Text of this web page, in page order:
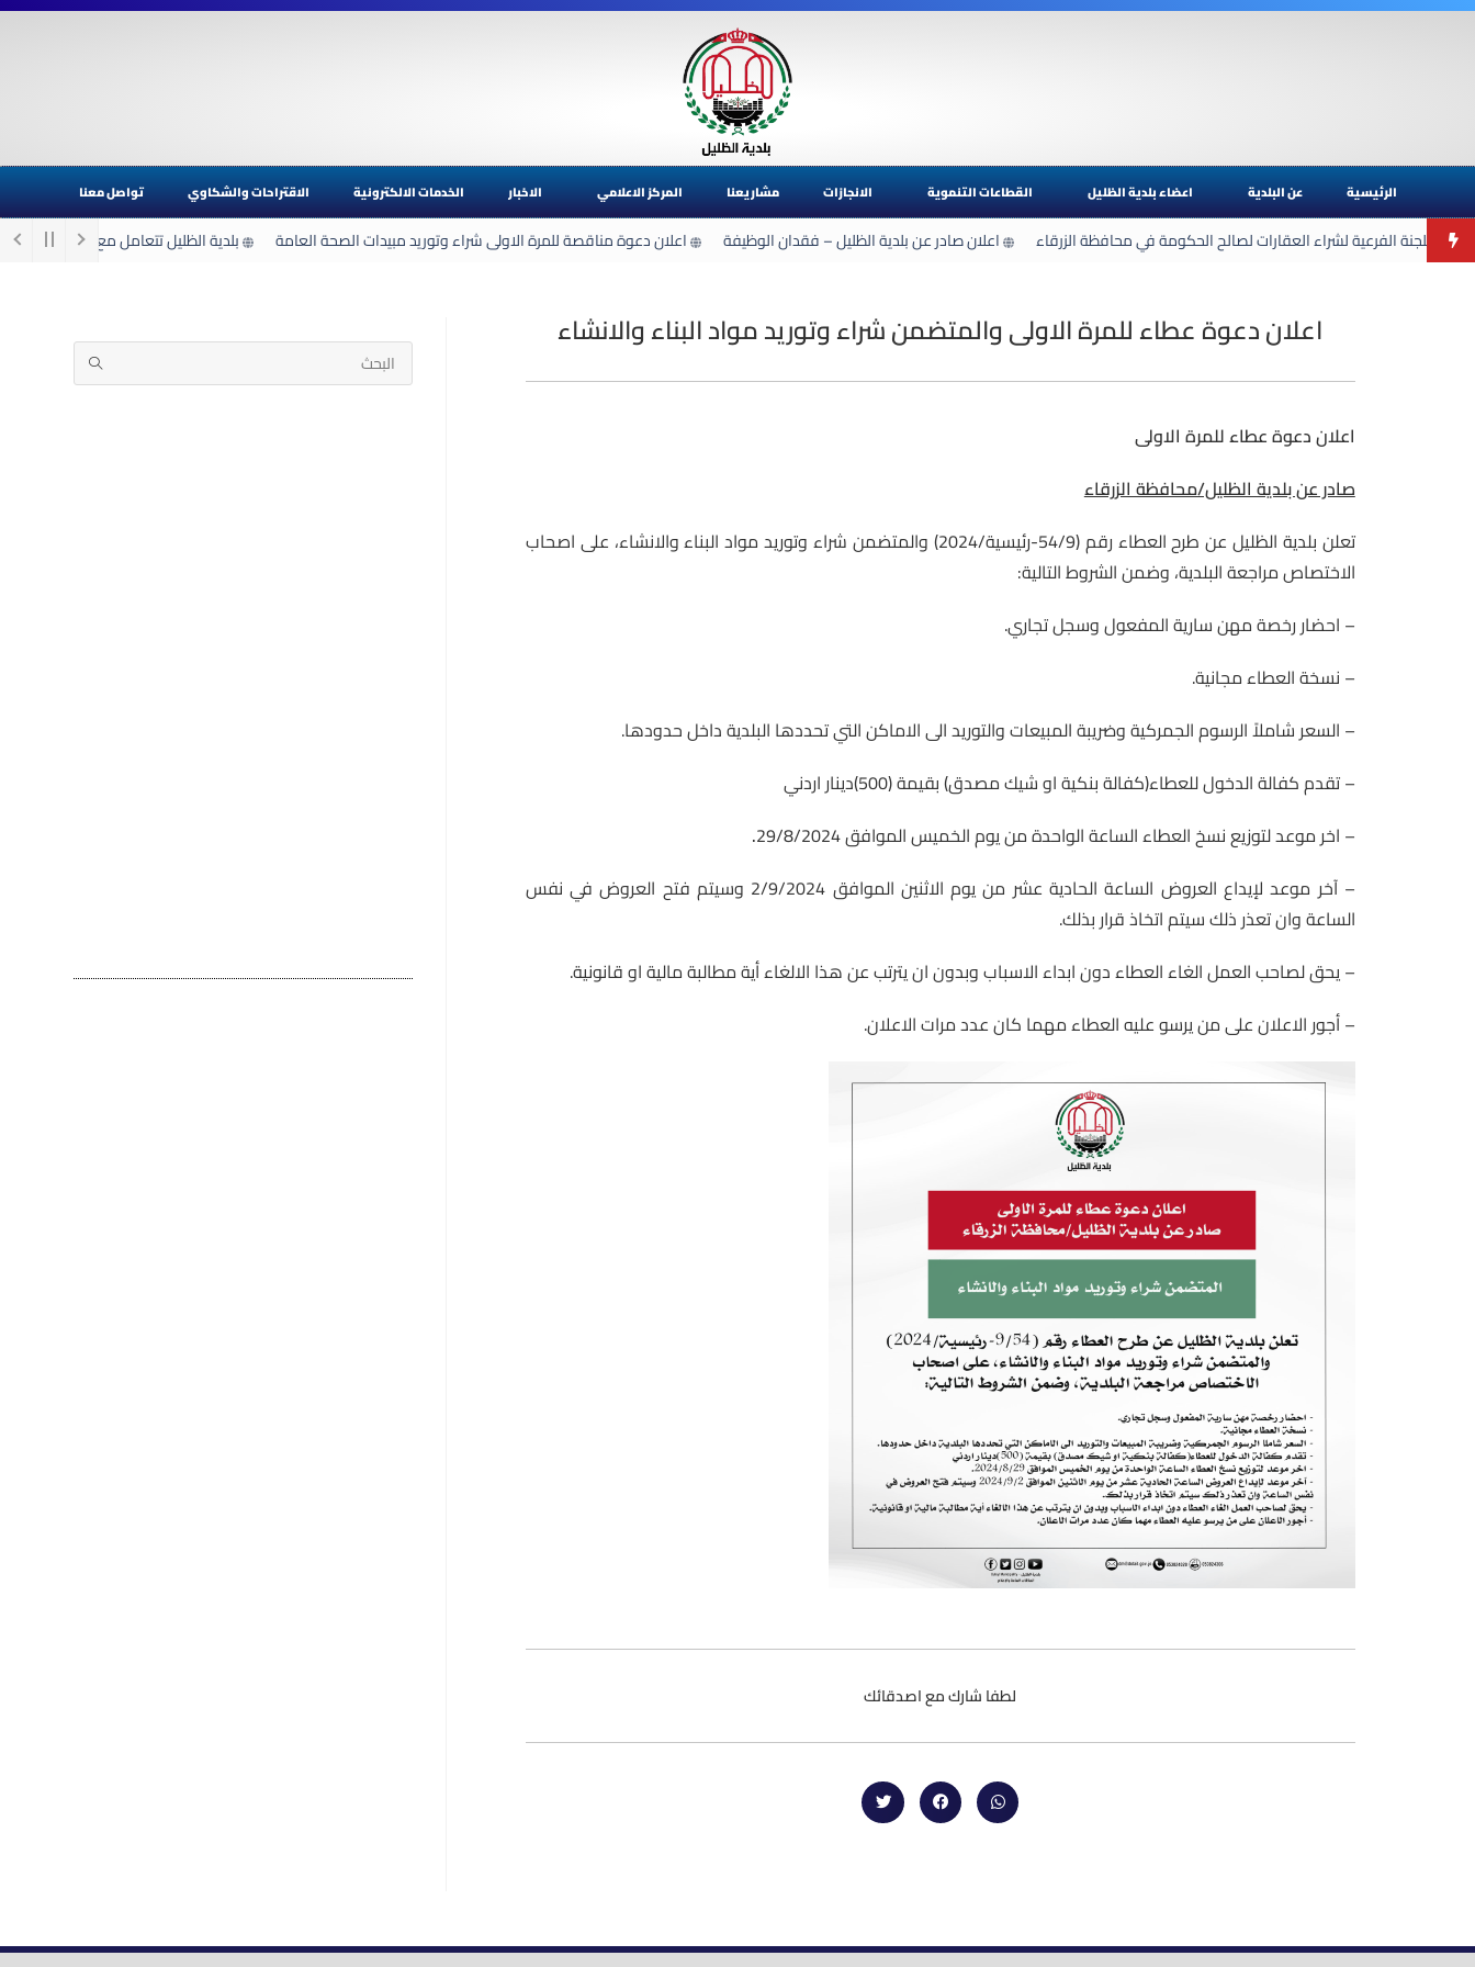
الرئيسية عن البلدية اعضاء بلدية الظليل القطاعات التنموية الانجازات مشاريعنا المركز الاعلامي الاخبار الخدمات الالكترونية الاقتراحات والشكاوي تواصل معنا
عن اللجنة الفرعية لشراء العقارات لصالح الحكومة في محافظة الزرقاء اعلان صادر عن بلدية الظليل – فقدان الوظيفة اعلان دعوة مناقصة للمرة الاولى شراء وتوريد مبيدات الصحة العامة بلدية الظليل تتعامل مع 22 ملاحظة خلال المنخفض الجوي الأخير
اعلان دعوة عطاء للمرة الاولى والمتضمن شراء وتوريد مواد البناء والانشاء
اعلان دعوة عطاء للمرة الاولى
صادر عن بلدية الظليل/محافظة الزرقاء
تعلن بلدية الظليل عن طرح العطاء رقم (54/9-رئيسية/2024) والمتضمن شراء وتوريد مواد البناء والانشاء، على اصحاب
الاختصاص مراجعة البلدية، وضمن الشروط التالية:
– احضار رخصة مهن سارية المفعول وسجل تجاري.
– نسخة العطاء مجانية.
– السعر شاملاً الرسوم الجمركية وضريبة المبيعات والتوريد الى الاماكن التي تحددها البلدية داخل حدودها.
– تقدم كفالة الدخول للعطاء(كفالة بنكية او شيك مصدق) بقيمة (500)دينار اردني
– اخر موعد لتوزيع نسخ العطاء الساعة الواحدة من يوم الخميس الموافق 29/8/2024
.
– آخر موعد لإيداع العروض الساعة الحادية عشر من يوم الاثنين الموافق 2/9/2024 وسيتم فتح العروض في نفس
الساعة وان تعذر ذلك سيتم اتخاذ قرار بذلك.
– يحق لصاحب العمل الغاء العطاء دون ابداء الاسباب وبدون ان يترتب عن هذا الالغاء أية مطالبة مالية او قانونية.
– أجور الاعلان على من يرسو عليه العطاء مهما كان عدد مرات الاعلان.
لطفا شارك مع اصدقائك